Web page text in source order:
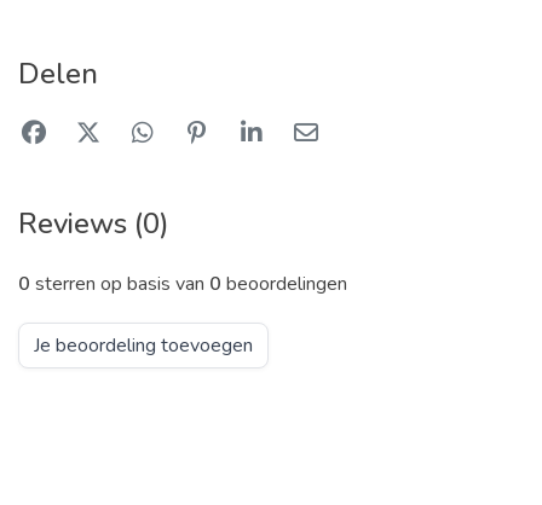
Delen
Reviews (0)
0 sterren op basis van 0 beoordelingen
Je beoordeling toevoegen